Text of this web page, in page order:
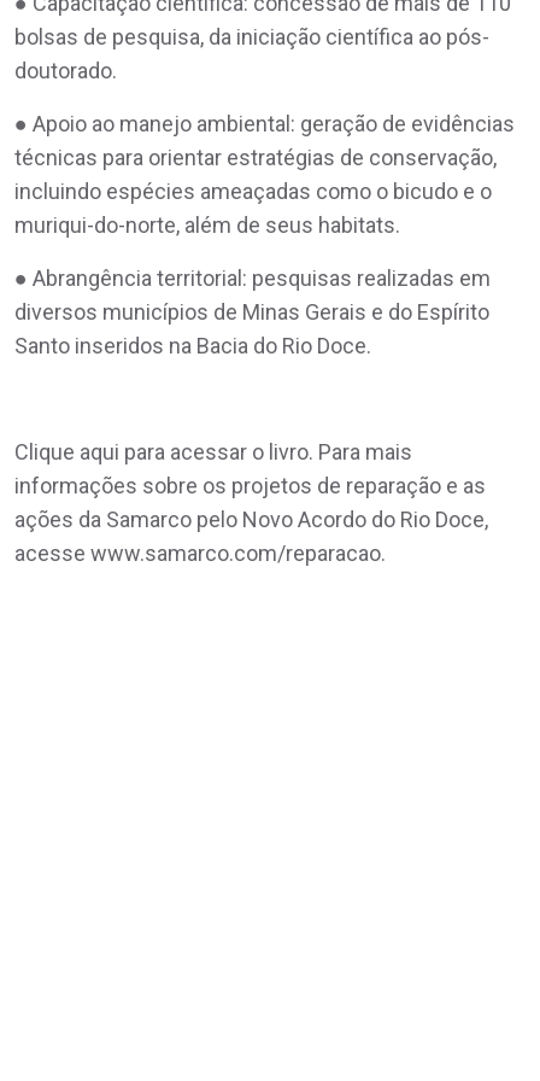
bolsas de pesquisa, da iniciação científica ao pós-
doutorado.
● Apoio ao manejo ambiental: geração de evidências
técnicas para orientar estratégias de conservação,
incluindo espécies ameaçadas como o bicudo e o
muriqui-do-norte, além de seus habitats.
● Abrangência territorial: pesquisas realizadas em
diversos municípios de Minas Gerais e do Espírito
Santo inseridos na Bacia do Rio Doce.
Clique aqui para acessar o livro. Para mais
informações sobre os projetos de reparação e as
ações da Samarco pelo Novo Acordo do Rio Doce,
acesse www.samarco.com/reparacao.